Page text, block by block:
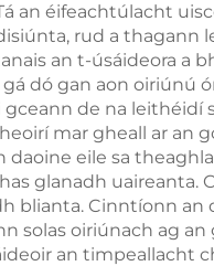
an éifeachtúlacht
rud a thagann
an t-úsáideora a
dó gan aon oiriúnú
gceann de na
mar gheall ar an
daoine eile sa
glanadh uaireanta.
blianta. Cinntíonn an
solas oiriúnach ag
an timpeallacht